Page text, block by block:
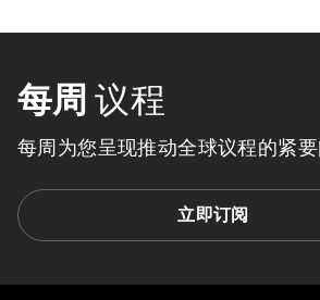
每周 议程
每周为您呈现推动全球议程的紧要
立即订阅